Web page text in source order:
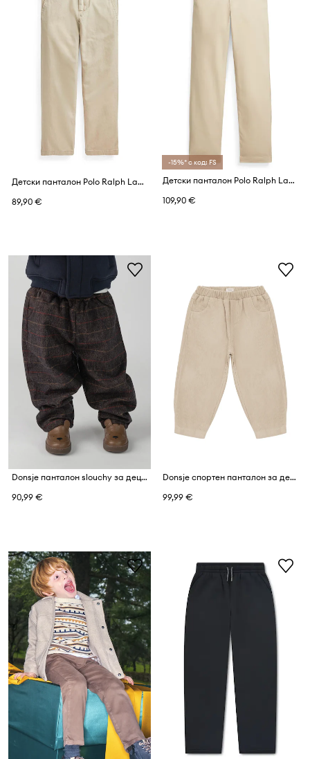
Детски панталон Polo Ralph Lauren
89,90 €
-15%* с код: FS
Детски панталон Polo Ralph Lauren
109,90 €
Donsje панталон slouchy за деца с вълна Elias Trousers
90,99 €
Donsje спортен панталон за деца от памук Patrik Trousers
99,99 €